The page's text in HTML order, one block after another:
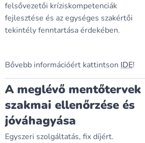
felsővezetői kríziskompetenciák
fejlesztése és az egységes szakértői
tekintély fenntartása érdekében.
Bővebb információért kattintson IDE!
A meglévő mentőtervek
szakmai ellenőrzése és
jóváhagyása
Egyszeri szolgáltatás, fix díjért.